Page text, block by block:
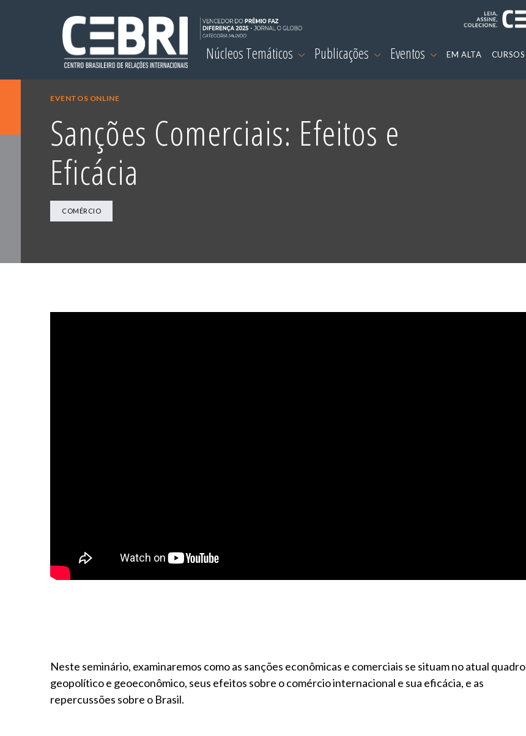
Núcleos Temáticos Publicações Eventos EM ALTA CURSOS
EVENTOS ONLINE
Sanções Comerciais: Efeitos e
Eficácia
COMÉRCIO
Neste seminário, examinaremos como as sanções econômicas e comerciais se situam no atual quadro
geopolítico e geoeconômico, seus efeitos sobre o comércio internacional e sua eficácia, e as
repercussões sobre o Brasil.